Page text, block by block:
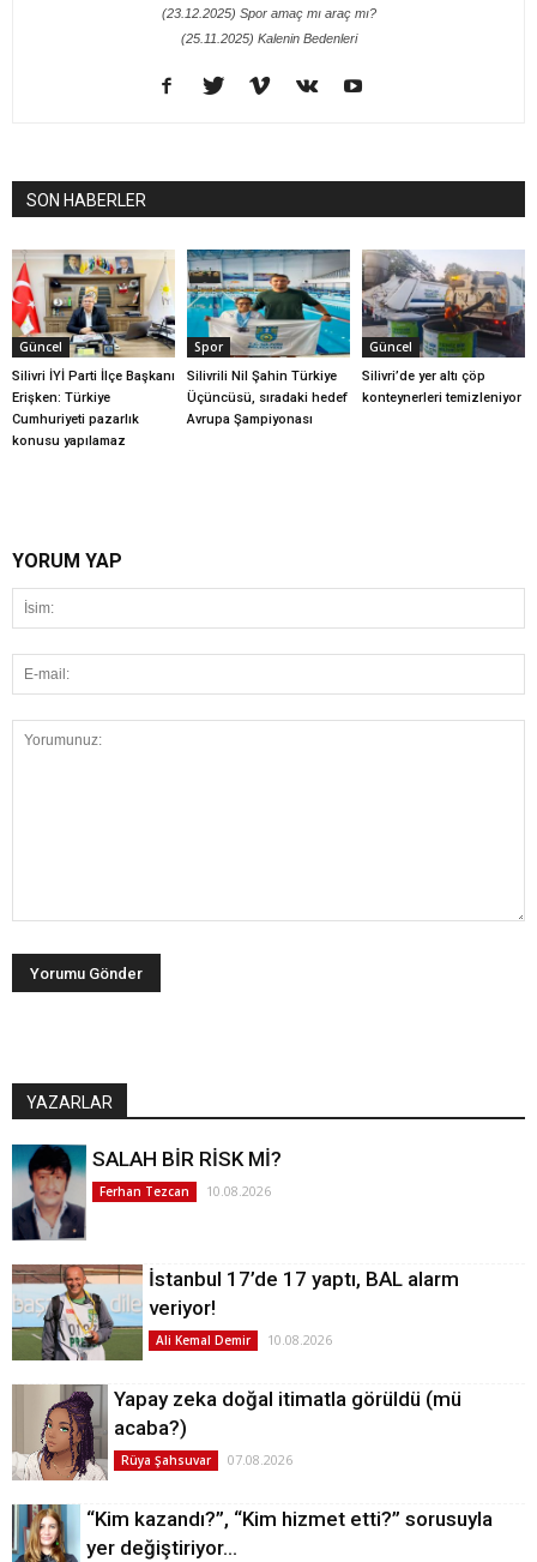
(23.12.2025) Spor amaç mı araç mı?
(25.11.2025) Kalenin Bedenleri
SON HABERLER
Güncel
Silivri İYİ Parti İlçe Başkanı
Erişken: Türkiye
Cumhuriyeti pazarlık
konusu yapılamaz
Spor
Silivrili Nil Şahin Türkiye
Üçüncüsü, sıradaki hedef
Avrupa Şampiyonası
Güncel
Silivri’de yer altı çöp
konteynerleri temizleniyor
YORUM YAP
YAZARLAR
SALAH BİR RİSK Mİ?
Ferhan Tezcan 10.08.2026
İstanbul 17’de 17 yaptı, BAL alarm
veriyor!
Ali Kemal Demir 10.08.2026
Yapay zeka doğal itimatla görüldü (mü
acaba?)
Rüya Şahsuvar 07.08.2026
“Kim kazandı?”, “Kim hizmet etti?” sorusuyla
yer değiştiriyor…